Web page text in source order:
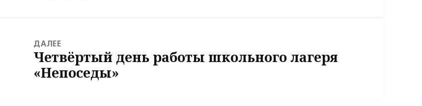
ДАЛЕЕ
Следующая
запись:
Четвёртый день работы школьного лагеря
«Непоседы»